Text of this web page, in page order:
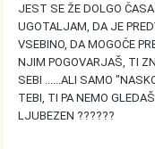
JEST SE ŽE DOLGO
UGOTALJAM, DA JE
VSEBINO, DA MOGOČE
NJIM POGOVARJAŠ, TI
SEBI ......ALI SAMO
TEBI, TI PA NEMO
LJUBEZEN ??????